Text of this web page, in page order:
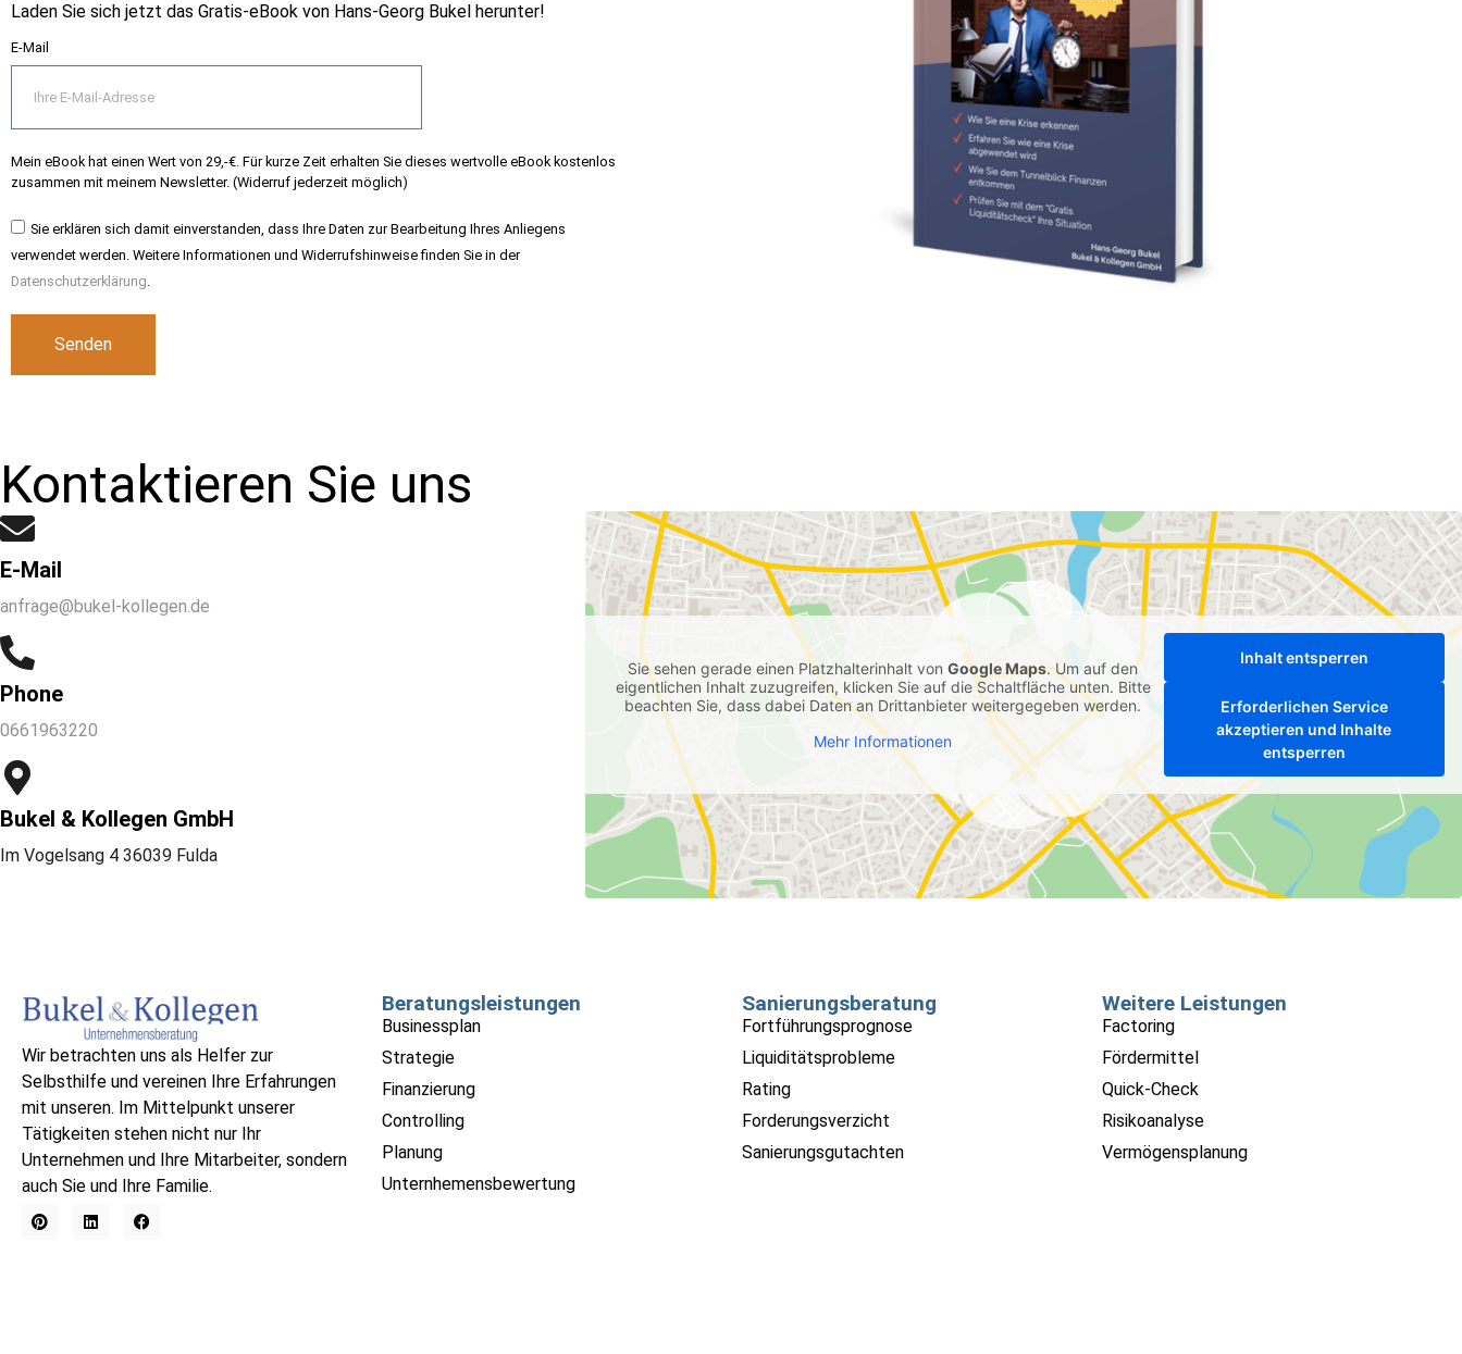
Laden Sie sich jetzt das Gratis-eBook von Hans-Georg Bukel herunter!
E-Mail
Mein eBook hat einen Wert von 29,-€. Für kurze Zeit erhalten Sie dieses wertvolle eBook kostenlos
zusammen mit meinem Newsletter. (Widerruf jederzeit möglich)
Sie erklären sich damit einverstanden, dass Ihre Daten zur Bearbeitung Ihres Anliegens
verwendet werden. Weitere Informationen und Widerrufshinweise finden Sie in der
Datenschutzerklärung
Senden
Kontaktieren Sie uns
E-Mail
anfrage@bukel-kollegen.de
Phone
0661963220
Bukel & Kollegen GmbH
Im Vogelsang 4 36039 Fulda
Sie sehen gerade einen Platzhalterinhalt vonGoogle Maps. Um auf den
eigentlichen Inhalt zuzugreifen, klicken Sie auf die Schaltfläche unten. Bitte
beachten Sie, dass dabei Daten an Drittanbieter weitergegeben werden.
Mehr Informationen
Inhalt entsperren
Erforderlichen Service
akzeptieren und Inhalte
entsperren
Wir betrachten uns als Helfer zur
Selbsthilfe und vereinen Ihre Erfahrungen
mit unseren. Im Mittelpunkt unserer
Tätigkeiten stehen nicht nur Ihr
Unternehmen und Ihre Mitarbeiter, sondern
auch Sie und Ihre Familie.
Beratungsleistungen
Businessplan
Strategie
Finanzierung
Controlling
Planung
Unternhemensbewertung
Sanierungsberatung
Fortführungsprognose
Liquiditätsprobleme
Rating
Forderungsverzicht
Sanierungsgutachten
Weitere Leistungen
Factoring
Fördermittel
Quick-Check
Risikoanalyse
Vermögensplanung